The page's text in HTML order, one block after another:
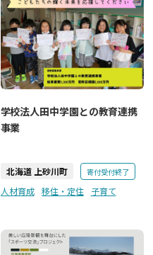
学校法人田中学園との教育連携
事業
北海道 上砂川町 寄付受付終了
人材育成 移住・定住 子育て